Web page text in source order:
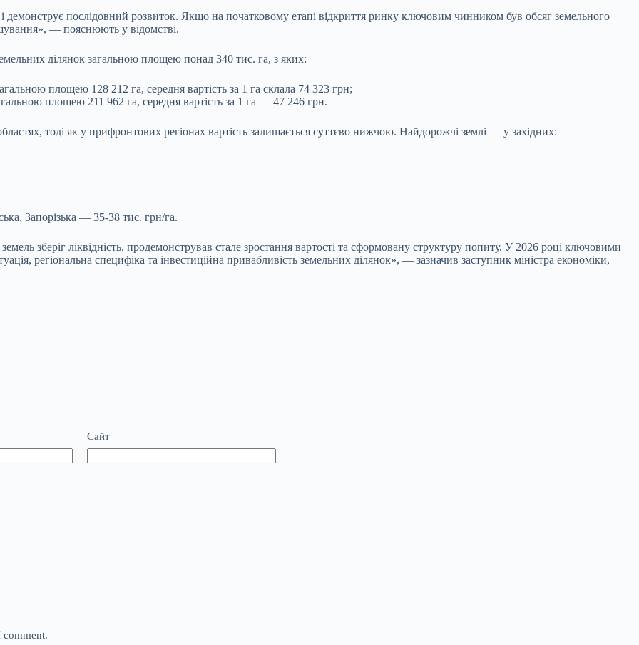
демонструє послідовний розвиток. Якщо на початковому етапі відкриття ринку ключовим чинником був обсяг земельного
— пояснюють у відомстві.
ділянок загальною площею понад 340 тис. га, з яких:
площею 128 212 га, середня вартість за 1 га склала 74 323 грн;
площею 211 962 га, середня вартість за 1 га — 47 246 грн.
тоді як у прифронтових регіонах вартість залишається суттєво нижчою. Найдорожчі землі — у західних:
Запорізька — 35-38 тис. грн/га.
зберіг ліквідність, продемонстрував стале зростання вартості та сформовану структуру попиту. У 2026 році ключовими
регіональна специфіка та інвестиційна привабливість земельних ділянок», — зазначив заступник міністра економіки,
Сайт
comment.